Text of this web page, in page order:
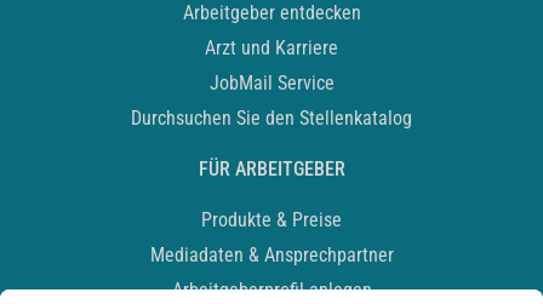
Arbeitgeber entdecken
Arzt und Karriere
JobMail Service
Durchsuchen Sie den Stellenkatalog
FÜR ARBEITGEBER
Produkte & Preise
Mediadaten & Ansprechpartner
Arbeitgeberprofil anlegen